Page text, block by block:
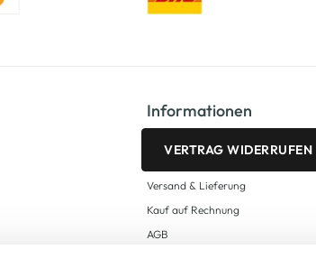
Informationen
VERTRAG WIDERRUFEN
Versand & Lieferung
Kauf auf Rechnung
AGB